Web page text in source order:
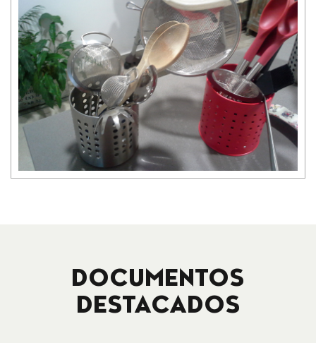
DOCUMENTOS
DESTACADOS